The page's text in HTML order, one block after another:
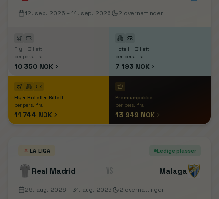
12. sep. 2026 – 14. sep. 2026 2 overnattinger
Fly + Billett
per pers. fra
10 350 NOK
Hotell + Billett
per pers. fra
7 193 NOK
Fly + Hotell + Billett
per pers. fra
11 744 NOK
Premiumpakke
per pers. fra
13 949 NOK
LA LIGA Ledige plasser
Real Madrid VS Malaga
29. aug. 2026 – 31. aug. 2026 2 overnattinger